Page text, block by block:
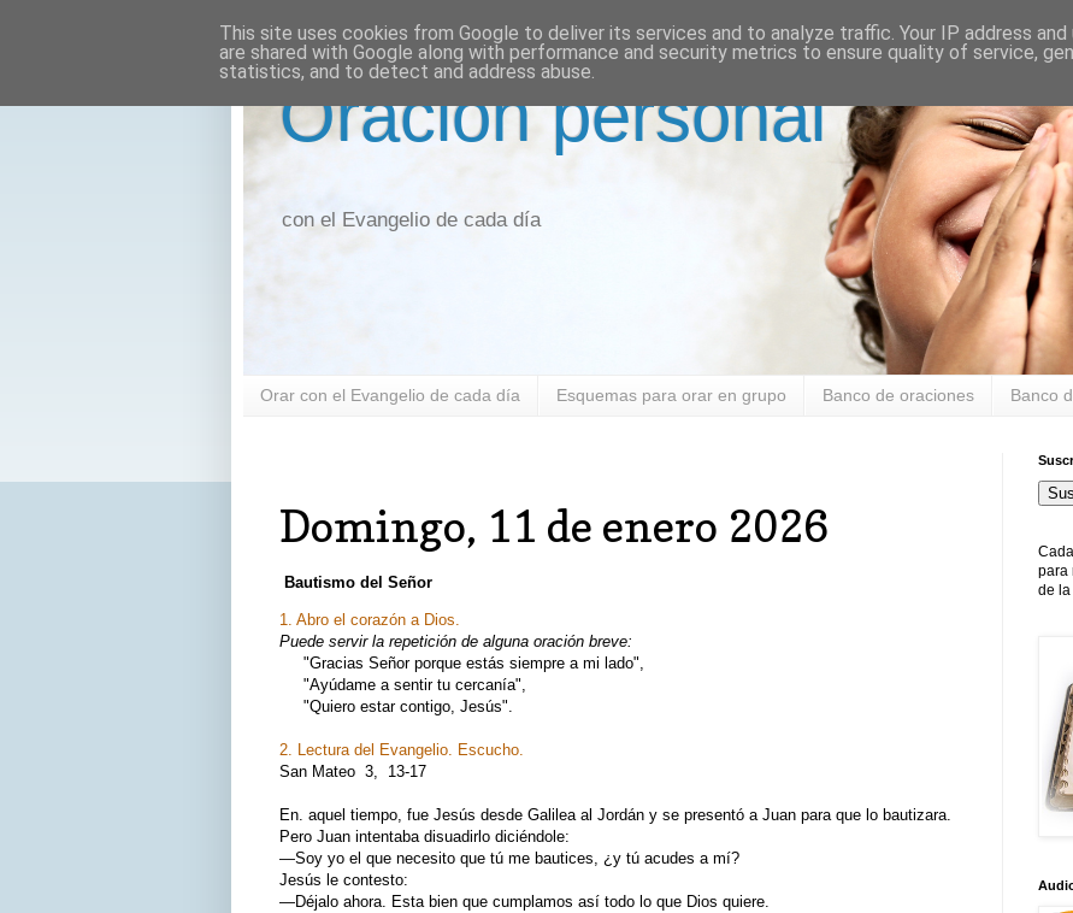
Oración personal
con el Evangelio de cada día
Orar con el Evangelio de cada día Esquemas para orar en grupo Banco de oraciones Banco
Domingo, 11 de enero 2026
Bautismo del Señor
1. Abro el corazón a Dios.
Puede servir la repetición de alguna oración breve:
"Gracias Señor porque estás siempre a mi lado",
"Ayúdame a sentir tu cercanía",
"Quiero estar contigo, Jesús".
2. Lectura del Evangelio. Escucho.
San Mateo 3, 13‑17
En. aquel tiempo, fue Jesús desde Galilea al Jordán y se presentó a Juan para que lo bautizara.
Pero Juan intentaba disuadirlo diciéndole:
—Soy yo el que necesito que tú me bautices, ¿y tú acudes a mí?
Jesús le contesto:
—Déjalo ahora. Esta bien que cumplamos así todo lo que Dios quiere.
para
de la
This site uses cookies from Google to deliver its services and to analyze traffic. Your IP address and
are shared with Google along with performance and security metrics to ensure quality of service,
statistics, and to detect and address abuse.